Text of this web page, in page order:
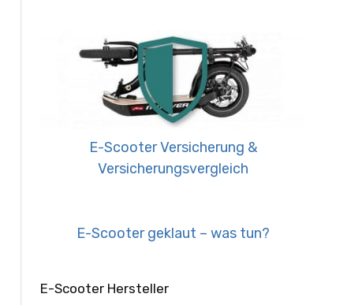
E-Scooter Versicherung &
Versicherungsvergleich
E-Scooter geklaut – was tun?
E-Scooter Hersteller